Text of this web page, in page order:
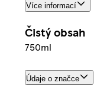
Více informací
Čistý obsah
750ml
Údaje o značce